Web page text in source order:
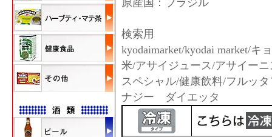
原産国：ブラジル
検索用
kyodaimarket/kyodai market/
米/アサイジュース/アサイー
スペシャル/健康飲料/フルッ
ナジー ダイエッタ